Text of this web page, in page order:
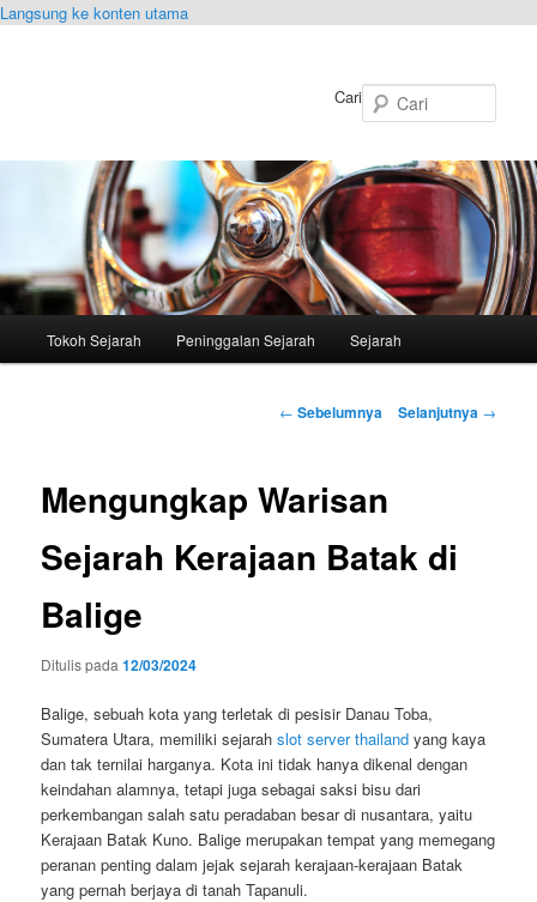
Langsung ke konten utama
Cari
Tokoh Sejarah Peninggalan Sejarah Sejarah
Navigasi
← Sebelumnya Selanjutnya →
Mengungkap Warisan
Sejarah Kerajaan Batak di
Balige
Ditulis pada12/03/2024
Balige, sebuah kota yang terletak di pesisir Danau Toba,
Sumatera Utara, memiliki sejarahslot server thailand yang kaya
dan tak ternilai harganya. Kota ini tidak hanya dikenal dengan
keindahan alamnya, tetapi juga sebagai saksi bisu dari
perkembangan salah satu peradaban besar di nusantara, yaitu
Kerajaan Batak Kuno. Balige merupakan tempat yang memegang
peranan penting dalam jejak sejarah kerajaan-kerajaan Batak
yang pernah berjaya di tanah Tapanuli.